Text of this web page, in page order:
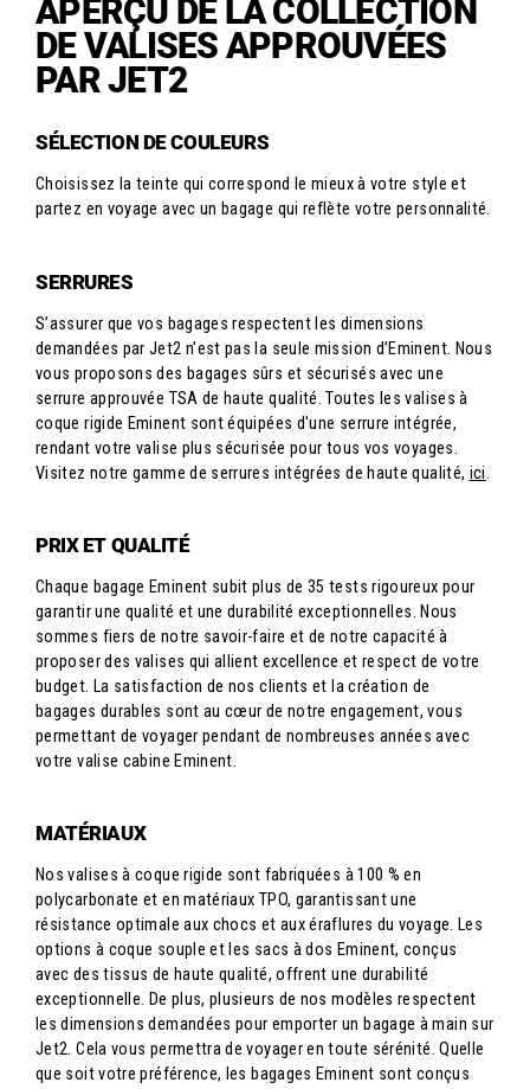
APERÇU DE LA COLLECTION
DE VALISES APPROUVÉES
PAR JET2
SÉLECTION DE COULEURS
Choisissez la teinte qui correspond le mieux à votre style et
partez en voyage avec un bagage qui reflète votre personnalité.
SERRURES
S’assurer que vos bagages respectent les dimensions
demandées par Jet2 n’est pas la seule mission d’Eminent. Nous
vous proposons des bagages sûrs et sécurisés avec une
serrure approuvée TSA de haute qualité. Toutes les valises à
coque rigide Eminent sont équipées d'une serrure intégrée,
rendant votre valise plus sécurisée pour tous vos voyages.
Visitez notre gamme de serrures intégrées de haute qualité, ici.
PRIX ET QUALITÉ
Chaque bagage Eminent subit plus de 35 tests rigoureux pour
garantir une qualité et une durabilité exceptionnelles. Nous
sommes fiers de notre savoir-faire et de notre capacité à
proposer des valises qui allient excellence et respect de votre
budget. La satisfaction de nos clients et la création de
bagages durables sont au cœur de notre engagement, vous
permettant de voyager pendant de nombreuses années avec
votre valise cabine Eminent.
MATÉRIAUX
Nos valises à coque rigide sont fabriquées à 100 % en
polycarbonate et en matériaux TPO, garantissant une
résistance optimale aux chocs et aux éraflures du voyage. Les
options à coque souple et les sacs à dos Eminent, conçus
avec des tissus de haute qualité, offrent une durabilité
exceptionnelle. De plus, plusieurs de nos modèles respectent
les dimensions demandées pour emporter un bagage à main sur
Jet2. Cela vous permettra de voyager en toute sérénité. Quelle
que soit votre préférence, les bagages Eminent sont conçus